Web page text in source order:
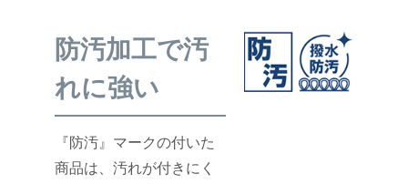
防汚加工で汚
れに強い
『防汚』マークの付いた
商品は、汚れが付きにく